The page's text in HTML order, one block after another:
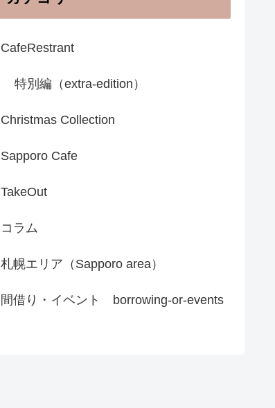
CafeRestrant
特別編（extra-edition）
Christmas Collection
Sapporo Cafe
TakeOut
コラム
札幌エリア（Sapporo area）
間借り・イベント borrowing-or-events